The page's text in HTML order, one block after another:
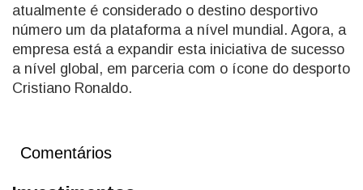
atualmente é considerado o destino desportivo
número um da plataforma a nível mundial. Agora, a
empresa está a expandir esta iniciativa de sucesso
a nível global, em parceria com o ícone do desporto
Cristiano Ronaldo.
Comentários